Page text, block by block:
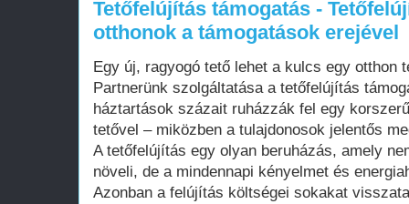
Tetőfelújítás támogatás -
otthonok a támogatások erejével
Egy új, ragyogó tető lehet a kulcs egy otthon
Partnerünk szolgáltatása a tetőfelújítás
háztartások százait ruházzák fel egy
tetővel – miközben a tulajdonosok jelentős
A tetőfelújítás egy olyan beruházás, amely
növeli, de a mindennapi kényelmet és
Azonban a felújítás költségei sokakat